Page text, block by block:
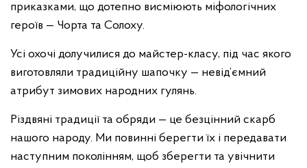
приказками, що дотепно висміюють міфологічних
героїв — Чорта та Солоху.
Усі охочі долучилися до майстер-класу, під час якого
виготовляли традиційну шапочку — невід’ємний
атрибут зимових народних гулянь.
Різдвяні традиції та обряди — це безцінний скарб
нашого народу. Ми повинні берегти їх і передавати
наступним поколінням, щоб зберегти та увічнити